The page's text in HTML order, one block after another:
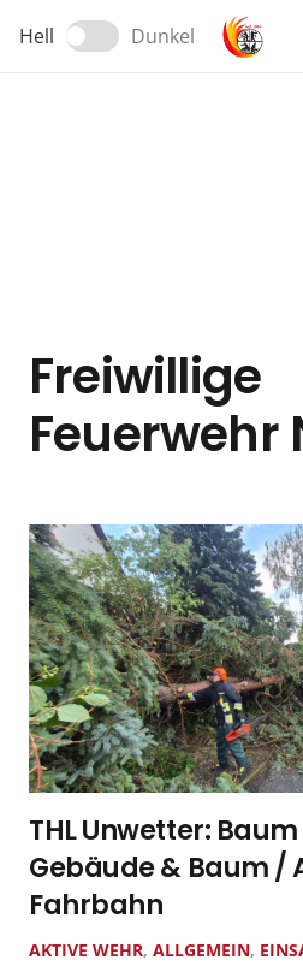
Hell Dunkel
Freiwillige
Feuerwehr
THL Unwetter:
Gebäude & Baum /
Fahrbahn
AKTIVE WEHR, ALLGEMEIN,